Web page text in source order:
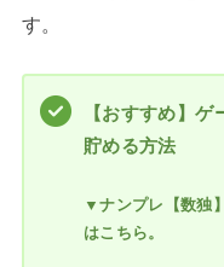
す。
【おすすめ】
貯める方法
▼ナンプレ【数独
はこちら。